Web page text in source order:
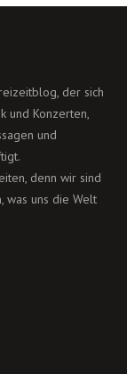
der sich
und Konzerten,
und
denn wir sind
was uns die Welt